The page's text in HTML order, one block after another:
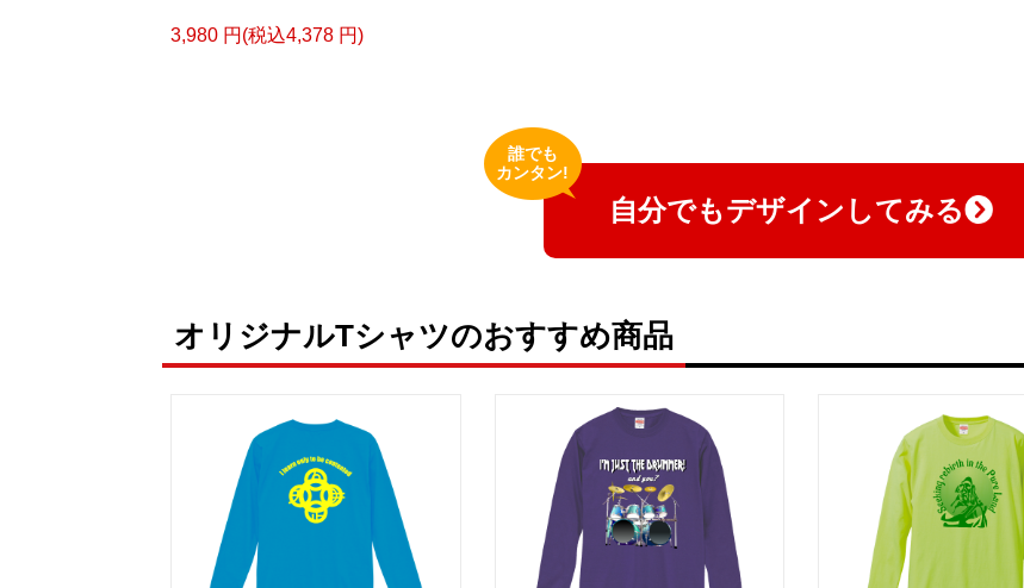
3,980 円(税込4,378 円)
自分でもデザインしてみる
誰でも
カンタン!
オリジナルTシャツのおすすめ商品